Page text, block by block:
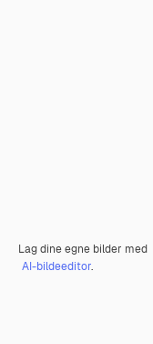
Lag dine egne bilder med
AI-bildeeditor.